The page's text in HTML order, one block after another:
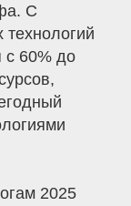
С
с 60% до
2025